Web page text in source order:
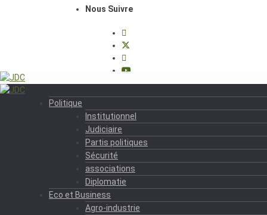
Nous Suivre
Politique
Institutionnel
Judiciaire
Partis politiques
Sécurité
associations
Diplomatie
Eco et Business
Agro-industrie